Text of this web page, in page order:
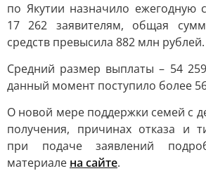
по Якутии назначило ежегодную
17 262 заявителям, общая
средств превысила 882 млн рублей.
Средний размер выплаты – 54
данный момент поступило более
О новой мере поддержки семей с
получения, причинах отказа и
при подаче заявлений
материале на сайте.